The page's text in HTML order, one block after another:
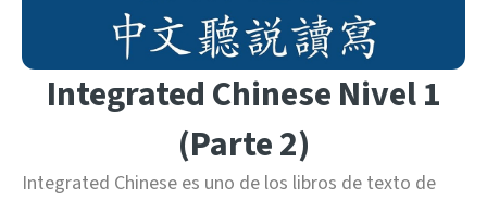
Integrated Chinese Nivel 1
(Parte 2)
Integrated Chinese es uno de los libros de texto de